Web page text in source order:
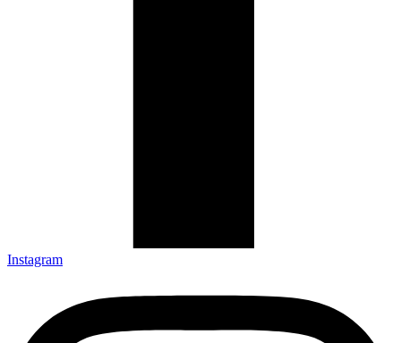
Instagram